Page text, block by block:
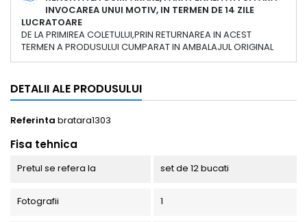
INVOCAREA UNUI MOTIV, IN TERMEN DE 14 ZILE
LUCRATOARE
DE LA PRIMIREA COLETULUI,PRIN RETURNAREA IN ACEST
TERMEN A PRODUSULUI CUMPARAT IN AMBALAJUL ORIGINAL
DETALII ALE PRODUSULUI
Referinta bratara1303
Fisa tehnica
Pretul se refera la set de 12 bucati
Fotografii 1